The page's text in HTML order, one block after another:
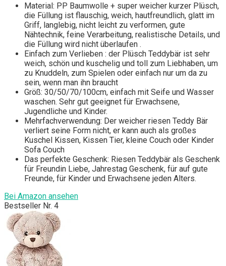
Material: PP Baumwolle + super weicher kurzer Plüsch,
die Füllung ist flauschig, weich, hautfreundlich, glatt im
Griff, langlebig, nicht leicht zu verformen, gute
Nähtechnik, feine Verarbeitung, realistische Details, und
die Füllung wird nicht überlaufen .
Einfach zum Verlieben : der Plüsch Teddybär ist sehr
weich, schön und kuschelig und toll zum Liebhaben, um
zu Knuddeln, zum Spielen oder einfach nur um da zu
sein, wenn man ihn braucht
Größ: 30/50/70/100cm, einfach mit Seife und Wasser
waschen. Sehr gut geeignet für Erwachsene,
Jugendliche und Kinder.
Mehrfachverwendung: Der weicher riesen Teddy Bär
verliert seine Form nicht, er kann auch als großes
Kuschel Kissen, Kissen Tier, kleine Couch oder Kinder
Sofa Couch
Das perfekte Geschenk: Riesen Teddybär als Geschenk
für Freundin Liebe, Jahrestag Geschenk, für auf gute
Freunde, für Kinder und Erwachsene jeden Alters.
Bei Amazon ansehen
Bestseller Nr. 4